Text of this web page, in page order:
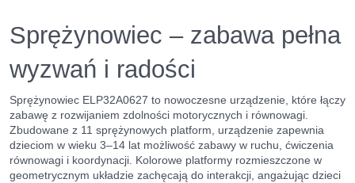
Sprężynowiec – zabawa pełna
wyzwań i radości
Sprężynowiec ELP32A0627 to nowoczesne urządzenie, które łączy
zabawę z rozwijaniem zdolności motorycznych i równowagi.
Zbudowane z 11 sprężynowych platform, urządzenie zapewnia
dzieciom w wieku 3–14 lat możliwość zabawy w ruchu, ćwiczenia
równowagi i koordynacji. Kolorowe platformy rozmieszczone w
geometrycznym układzie zachęcają do interakcji, angażując dzieci